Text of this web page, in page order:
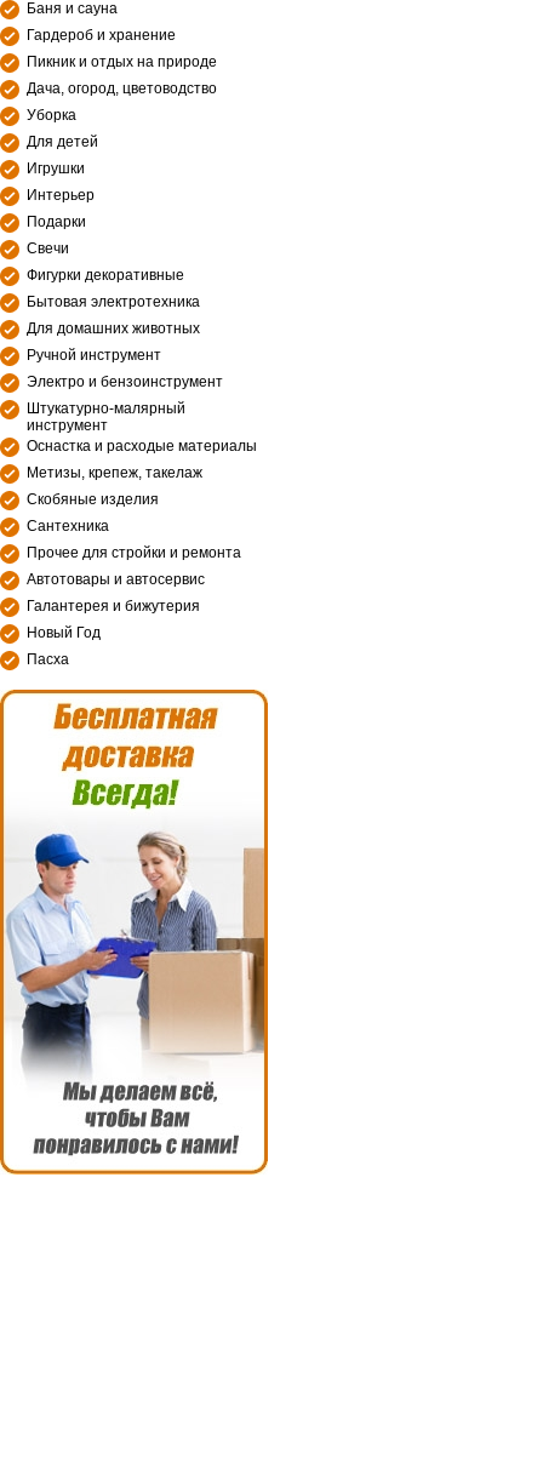
Баня и сауна
Гардероб и хранение
Пикник и отдых на природе
Дача, огород, цветоводство
Уборка
Для детей
Игрушки
Интерьер
Подарки
Свечи
Фигурки декоративные
Бытовая электротехника
Для домашних животных
Ручной инструмент
Электро и бензоинструмент
Штукатурно-малярный
инструмент
Оснастка и расходые материалы
Метизы, крепеж, такелаж
Скобяные изделия
Сантехника
Прочее для стройки и ремонта
Автотовары и автосервис
Галантерея и бижутерия
Новый Год
Пасха